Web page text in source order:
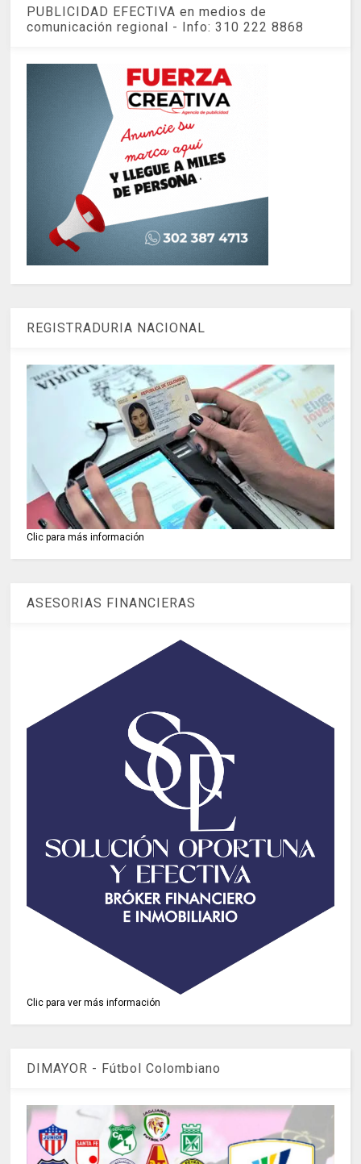
PUBLICIDAD EFECTIVA en medios de
comunicación regional - Info: 310 222 8868
REGISTRADURIA NACIONAL
Clic para más información
ASESORIAS FINANCIERAS
Clic para ver más información
DIMAYOR - Fútbol Colombiano